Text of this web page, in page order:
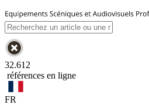
32.612
références en ligne
FR